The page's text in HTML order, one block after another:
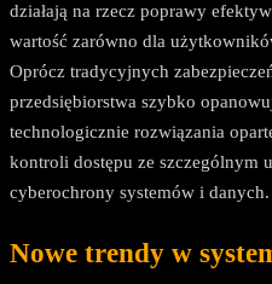
działają na rzecz poprawy
wartość zarówno dla
Oprócz tradycyjnych
przedsiębiorstwa szybko
technologicznie rozwiązania
kontroli dostępu ze szczególnym
cyberochrony systemów i danych.
Nowe trendy w